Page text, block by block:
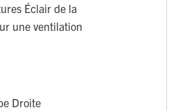
Éclair de la
une ventilation
Droite